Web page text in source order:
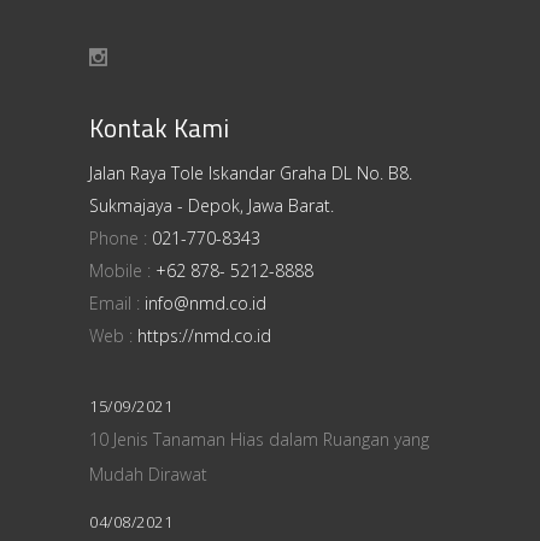
Kontak Kami
Jalan Raya Tole Iskandar Graha DL No. B8.
Sukmajaya - Depok, Jawa Barat.
Phone : 021-770-8343
Mobile : +62 878- 5212-8888
Email : info@nmd.co.id
Web : https://nmd.co.id
15/09/2021
10 Jenis Tanaman Hias dalam Ruangan yang
Mudah Dirawat
04/08/2021